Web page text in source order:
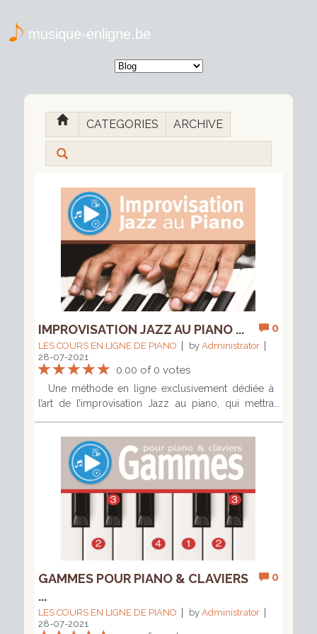
musique-enligne.be
CATEGORIES ARCHIVE
0
IMPROVISATION JAZZ AU PIANO ...
LES COURS EN LIGNE DE PIANO by Administrator
28-07-2021
0.00 of 0 votes
Une méthode en ligne exclusivement dédiée à
l’art de l’improvisation Jazz au piano, qui mettra
vous apprendrez à stimuler votre inspiration, pas à
pas, en improvisant sur un accord, puis deux, puis
sur une suite d’accords, l’anatole. Progressivement,
votre «vocabulaire» s’étoffera par l’utilisation des
arpèges, gammes et modes, alors que des
exercices techniques vous aideront tout du long à
enrichir votre phrasé. Vous aborderez même
l’improvisation «out» ainsi que les techniques
chromatisme, les tensions, l’escamotage, le phrasé
be-bop, les accords pivot et de substitution… En
commençant par des tonalités simples, vous
cheminerez graduellement vers l’improvisation sur
0
GAMMES POUR PIANO & CLAVIERS
...
LES COURS EN LIGNE DE PIANO by Administrator
28-07-2021